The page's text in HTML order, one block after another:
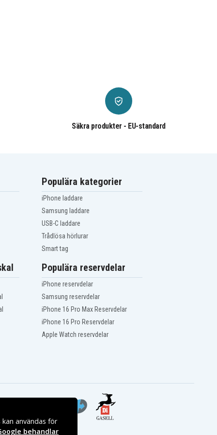
Säkra produkter - EU-standard
Populära kategorier
iPhone laddare
Samsung laddare
USB-C laddare
Trådlösa hörlurar
Smart tag
Populära reservdelar
iPhone reservdelar
Samsung reservdelar
iPhone 16 Pro Max Reservdelar
iPhone 16 Pro Reservdelar
Apple Watch reservdelar
användas för
behandlar